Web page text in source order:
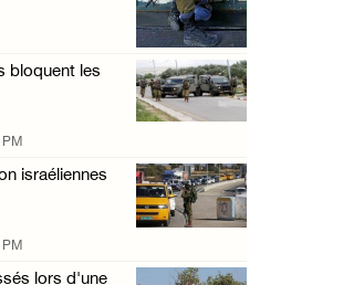
installe un barrage mili ...
AM
à Bethléem et Tubas : d ...
bloquent les
israéliennes
lors d'une